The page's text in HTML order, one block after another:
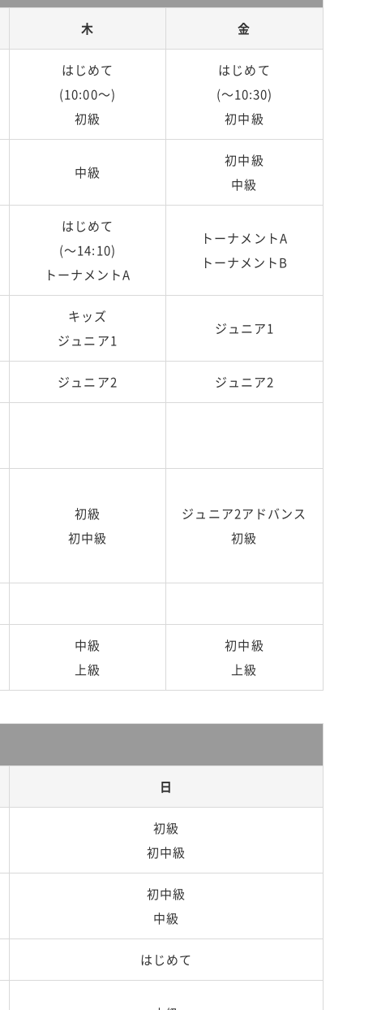
木 金
はじめて
(10:00～)
初級
はじめて
(～10:30)
初中級
中級
初中級
中級
はじめて
(～14:10)
トーナメントA
トーナメントA
トーナメントB
キッズ
ジュニア1
ジュニア1
ジュニア2 ジュニア2
初級
初中級
ジュニア2アドバンス
初級
中級
上級
初中級
上級
日
初級
初中級
初中級
中級
はじめて